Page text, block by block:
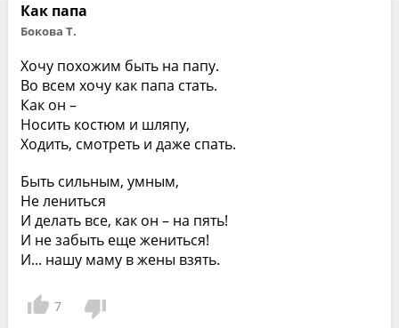
Как папа
Бокова Т.
Хочу похожим быть на папу.
Во всем хочу как папа стать.
Как он –
Носить костюм и шляпу,
Ходить, смотреть и даже спать.
Быть сильным, умным,
Не лениться
И делать все, как он – на пять!
И не забыть еще жениться!
И... нашу маму в жены взять.
7